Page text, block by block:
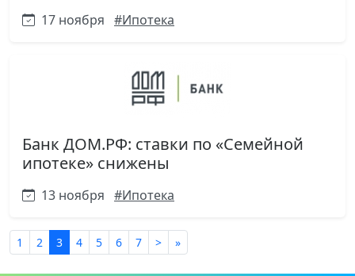
17 ноября #Ипотека
Банк ДОМ.РФ: ставки по «Семейной
ипотеке» снижены
13 ноября #Ипотека
1 2 3 4 5 6 7 > »